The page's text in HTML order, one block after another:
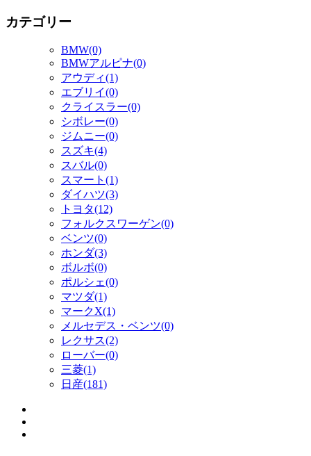
カテゴリー
BMW(0)
BMWアルピナ(0)
アウディ(1)
エブリイ(0)
クライスラー(0)
シボレー(0)
ジムニー(0)
スズキ(4)
スバル(0)
スマート(1)
ダイハツ(3)
トヨタ(12)
フォルクスワーゲン(0)
ベンツ(0)
ホンダ(3)
ボルボ(0)
ポルシェ(0)
マツダ(1)
マークX(1)
メルセデス・ベンツ(0)
レクサス(2)
ローバー(0)
三菱(1)
日産(181)